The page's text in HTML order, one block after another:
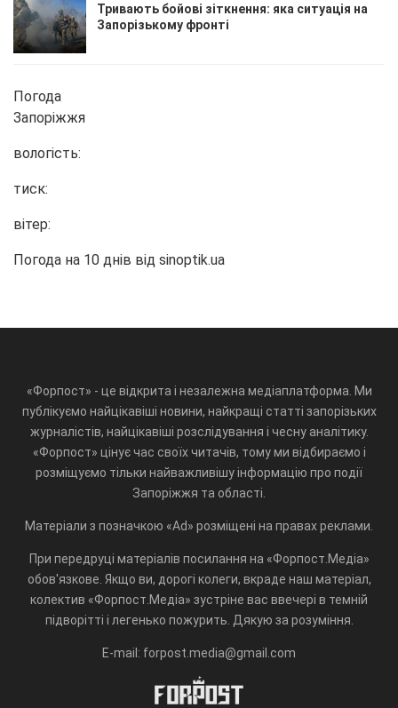
Тривають бойові зіткнення: яка ситуація на
Запорізькому фронті
Погода
Запоріжжя
вологість:
тиск:
вітер:
Погода на 10 днів від sinoptik.ua
«Форпост» - це відкрита і незалежна медіаплатформа. Ми
публікуємо найцікавіші новини, найкращі статті запорізьких
журналістів, найцікавіші розслідування і чесну аналітику.
«Форпост» цінує час своїх читачів, тому ми відбираємо і
розміщуємо тільки найважливішу інформацію про події
Запоріжжя та області.
Матеріали з позначкою «Ad» розміщені на правах реклами.
При передруці матеріалів посилання на «Форпост.Медіа»
обов'язкове. Якщо ви, дорогі колеги, вкраде наш матеріал,
колектив «Форпост.Медіа» зустріне вас ввечері в темній
підворітті і легенько пожурить. Дякую за розуміння.
E-mail: forpost.media@gmail.com